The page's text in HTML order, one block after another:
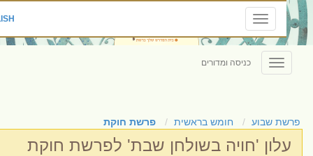
Toggle
navigation
ENGLISH
Toggle
navigation
כניסה ומדורים
שבוע חומש בראשית פרשת חוקת
'חויה בשולחן שבת' לפרשת חוקת